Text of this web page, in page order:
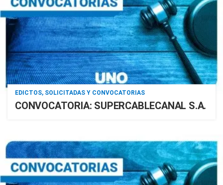
EDICTOS, SOLICITADAS Y CONVOCATORIAS
CONVOCATORIA: SUPERCABLECANAL S.A.